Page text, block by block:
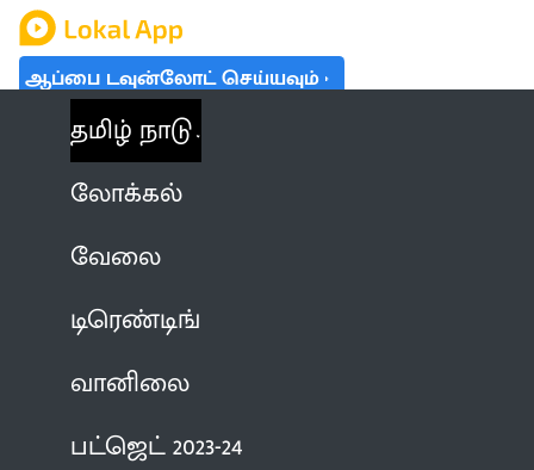
ஆப்பை டவுன்லோட் செய்யவும்
தமிழ் நாடு
லோக்கல்
வேலை
டிரெண்டிங்
வானிலை
பட்ஜெட் 2023-24